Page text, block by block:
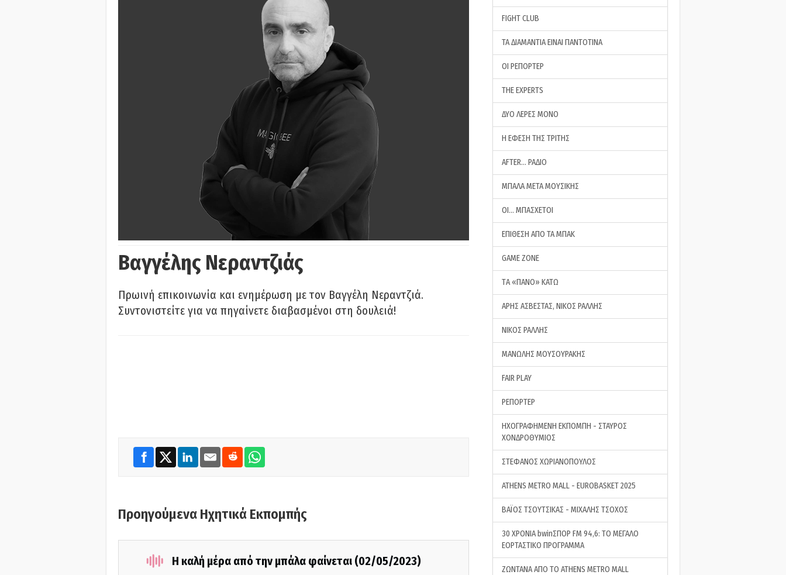
Βαγγέλης Νεραντζιάς
Πρωινή επικοινωνία και ενημέρωση με τον Βαγγέλη Νεραντζιά.
Συντονιστείτε για να πηγαίνετε διαβασμένοι στη δουλειά!
Προηγούμενα Ηχητικά Εκπομπής
Η καλή μέρα από την μπάλα φαίνεται (02/05/2023)
FIGHT CLUB
ΤΑ ΔΙΑΜΑΝΤΙΑ ΕΙΝΑΙ ΠΑΝΤΟΤΙΝΑ
ΟΙ ΡΕΠΟΡΤΕΡ
THE EXPERTS
ΔΥΟ ΛΕΡΕΣ ΜΟΝΟ
Η ΕΦΕΣΗ ΤΗΣ ΤΡΙΤΗΣ
AFTER… ΡΑΔΙΟ
ΜΠΑΛΑ ΜΕΤΑ ΜΟΥΣΙΚΗΣ
ΟΙ… ΜΠΑΣΧΕΤΟΙ
ΕΠΙΘΕΣΗ ΑΠΟ ΤΑ ΜΠΑΚ
GAME ZONE
ΤA «ΠΑΝΟ» ΚΑΤΩ
ΑΡΗΣ ΑΣΒΕΣΤΑΣ, ΝΙΚΟΣ ΡΑΛΛΗΣ
ΝΙΚΟΣ ΡΑΛΛΗΣ
ΜΑΝΩΛΗΣ ΜΟΥΣΟΥΡΑΚΗΣ
FAIR PLAY
ΡΕΠΟΡΤΕΡ
ΗΧΟΓΡΑΦΗΜΕΝΗ ΕΚΠΟΜΠΗ - ΣΤΑΥΡΟΣ
ΧΟΝΔΡΟΘΥΜΙΟΣ
ΣΤΕΦΑΝΟΣ ΧΩΡΙΑΝΟΠΟΥΛΟΣ
ATHENS METRO MALL - EUROBASKET 2025
ΒΑΪΟΣ ΤΣΟΥΤΣΙΚΑΣ - ΜΙΧΑΛΗΣ ΤΣΟΧΟΣ
30 ΧΡΟΝΙΑ bwinΣΠΟΡ FM 94,6: ΤΟ ΜΕΓΑΛΟ
ΕΟΡΤΑΣΤΙΚΟ ΠΡΟΓΡΑΜΜΑ
ΖΩΝΤΑΝΑ ΑΠΟ ΤΟ ATHENS METRO MALL